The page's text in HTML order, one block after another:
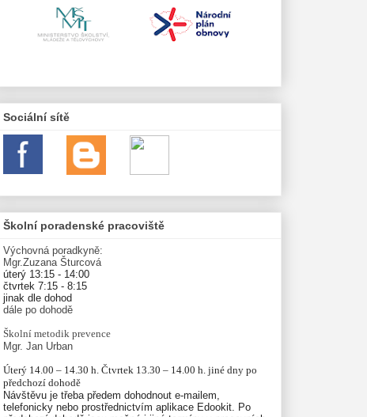
Sociální sítě
Školní poradenské pracoviště
Výchovná poradkyně:
Mgr.Zuzana Šturcová
úterý 13:15 - 14:00
čtvrtek 7:15 - 8:15
jinak dle dohod
dále po dohodě
Školní metodik prevence
Mgr. Jan Urban
Úterý 14.00 – 14.30 h. Čtvrtek 13.30 – 14.00 h. jiné dny po
předchozí dohodě
Návštěvu je třeba předem dohodnout e-mailem,
telefonicky nebo prostřednictvím aplikace Edookit. Po